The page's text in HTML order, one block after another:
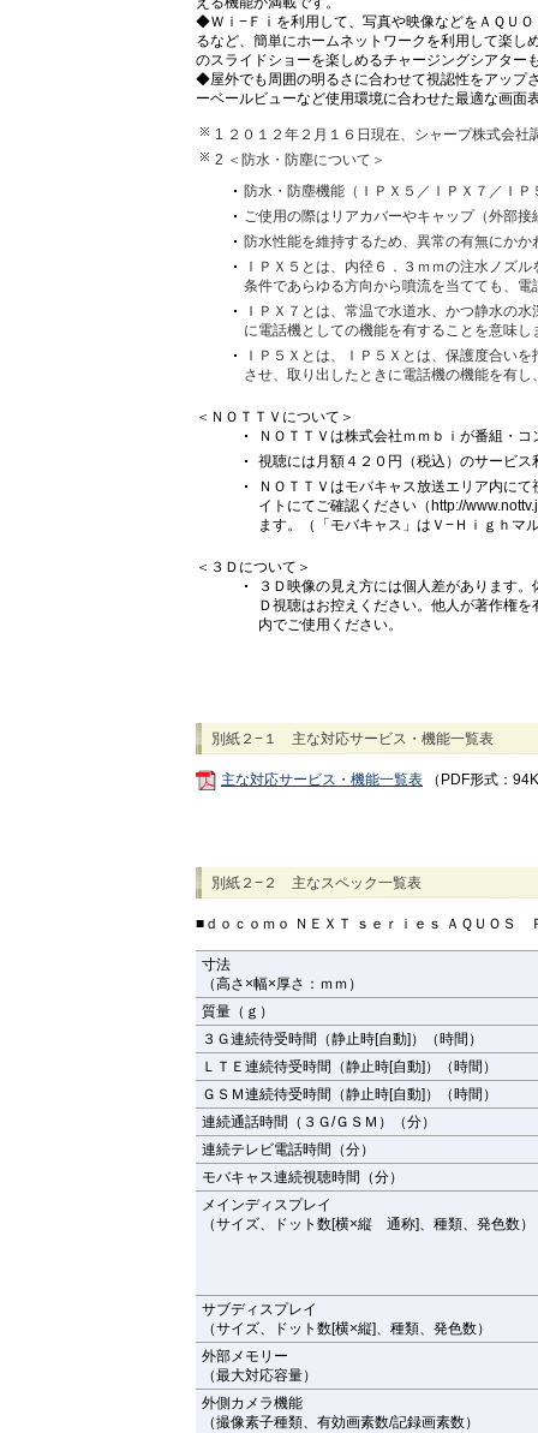
◆Ｗｉ−Ｆｉを利用して、写真や映像などをＡＱＵ
るなど、簡単にホームネットワークを利用して楽
のスライドショーを楽しめるチャージングシアター
◆屋外でも周囲の明るさに合わせて視認性をアップ
ーベールビューなど使用環境に合わせた最適な画面
1 ２０１２年２月１６日現在、シャープ株式会
2 ＜防水・防塵について＞
防水・防塵機能（ＩＰＸ５／ＩＰＸ７／ＩＰ
ご使用の際はリアカバーやキャップ（外部
防水性能を維持するため、異常の有無にか
ＩＰＸ５とは、内径６．３ｍｍの注水ノズ
条件であらゆる方向から噴流を当てても、
ＩＰＸ７とは、常温で水道水、かつ静水の
に電話機としての機能を有することを意味し
ＩＰ５Ｘとは、ＩＰ５Ｘとは、保護度合い
させ、取り出したときに電話機の機能を有
＜ＮＯＴＴＶについて＞
ＮＯＴＴＶは株式会社ｍｍｂｉが番組・
視聴には月額４２０円（税込）のサービス
ＮＯＴＴＶはモバキャス放送エリア内に
イトにてご確認ください（http://
ます。（「モバキャス」はＶ−Ｈｉｇｈマ
＜３Ｄについて＞
３Ｄ映像の見え方には個人差があります
Ｄ視聴はお控えください。他人が著作権
内でご使用ください。
別紙２−１ 主な対応サービス・機能一覧表
主な対応サービス・機能一覧表 （PDF形式：
別紙２−２ 主なスペック一覧表
■ｄｏｃｏｍｏ ＮＥＸＴ ｓｅｒｉｅｓ ＡＱＵＯＳ
寸法
（高さ×幅×厚さ：ｍｍ）
質量（ｇ）
３Ｇ連続待受時間（静止時[自動]）（時間）
ＬＴＥ連続待受時間（静止時[自動]）（時間）
ＧＳＭ連続待受時間（静止時[自動]）（時間）
連続通話時間（３Ｇ/ＧＳＭ）（分）
連続テレビ電話時間（分）
モバキャス連続視聴時間（分）
メインディスプレイ
（サイズ、ドット数[横×縦 通称]、種類、発色数）
サブディスプレイ
（サイズ、ドット数[横×縦]、種類、発色数）
外部メモリー
（最大対応容量）
外側カメラ機能
（撮像素子種類、有効画素数/記録画素数）